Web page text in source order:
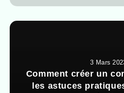
3 Mars
Comment créer un
les astuces